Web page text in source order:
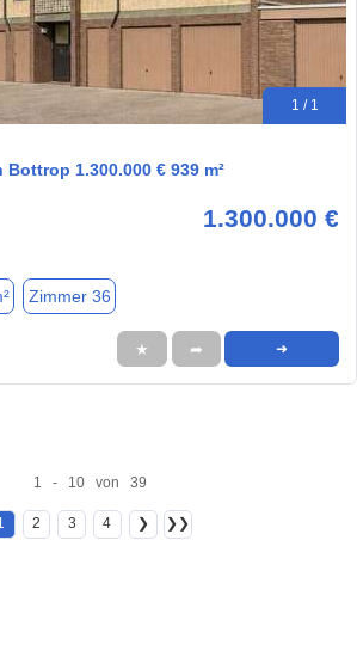
1 / 1
1.300.000 € 939 m²
1.300.000 €
Zimmer 36
★ ➦ ➜
1 - 10 von 39
2 3 4 ❯ ❯❯